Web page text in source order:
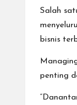
Salah
bisnis
penting